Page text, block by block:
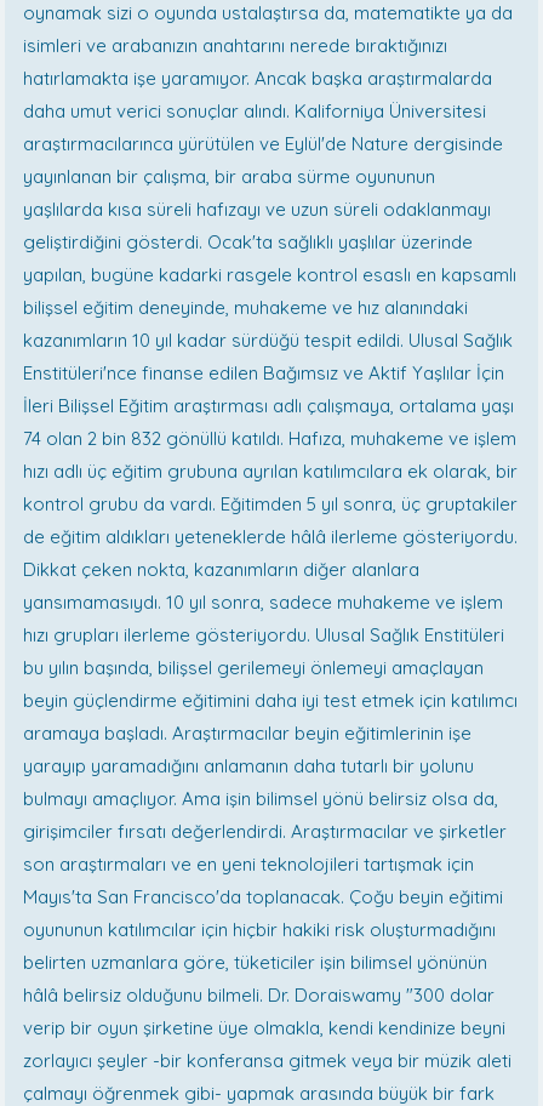
oynamak sizi o oyunda ustalaştırsa da, matematikte ya da
isimleri ve arabanızın anahtarını nerede bıraktığınızı
hatırlamakta işe yaramıyor. Ancak başka araştırmalarda
daha umut verici sonuçlar alındı. Kaliforniya Üniversitesi
araştırmacılarınca yürütülen ve Eylül'de Nature dergisinde
yayınlanan bir çalışma, bir araba sürme oyununun
yaşlılarda kısa süreli hafızayı ve uzun süreli odaklanmayı
geliştirdiğini gösterdi. Ocak'ta sağlıklı yaşlılar üzerinde
yapılan, bugüne kadarki rasgele kontrol esaslı en kapsamlı
bilişsel eğitim deneyinde, muhakeme ve hız alanındaki
kazanımların 10 yıl kadar sürdüğü tespit edildi. Ulusal Sağlık
Enstitüleri'nce finanse edilen Bağımsız ve Aktif Yaşlılar İçin
İleri Bilişsel Eğitim araştırması adlı çalışmaya, ortalama yaşı
74 olan 2 bin 832 gönüllü katıldı. Hafıza, muhakeme ve işlem
hızı adlı üç eğitim grubuna ayrılan katılımcılara ek olarak, bir
kontrol grubu da vardı. Eğitimden 5 yıl sonra, üç gruptakiler
de eğitim aldıkları yeteneklerde hâlâ ilerleme gösteriyordu.
Dikkat çeken nokta, kazanımların diğer alanlara
yansımamasıydı. 10 yıl sonra, sadece muhakeme ve işlem
hızı grupları ilerleme gösteriyordu. Ulusal Sağlık Enstitüleri
bu yılın başında, bilişsel gerilemeyi önlemeyi amaçlayan
beyin güçlendirme eğitimini daha iyi test etmek için katılımcı
aramaya başladı. Araştırmacılar beyin eğitimlerinin işe
yarayıp yaramadığını anlamanın daha tutarlı bir yolunu
bulmayı amaçlıyor. Ama işin bilimsel yönü belirsiz olsa da,
girişimciler fırsatı değerlendirdi. Araştırmacılar ve şirketler
son araştırmaları ve en yeni teknolojileri tartışmak için
Mayıs'ta San Francisco'da toplanacak. Çoğu beyin eğitimi
oyununun katılımcılar için hiçbir hakiki risk oluşturmadığını
belirten uzmanlara göre, tüketiciler işin bilimsel yönünün
hâlâ belirsiz olduğunu bilmeli. Dr. Doraiswamy "300 dolar
verip bir oyun şirketine üye olmakla, kendi kendinize beyni
zorlayıcı şeyler -bir konferansa gitmek veya bir müzik aleti
çalmayı öğrenmek gibi- yapmak arasında büyük bir fark